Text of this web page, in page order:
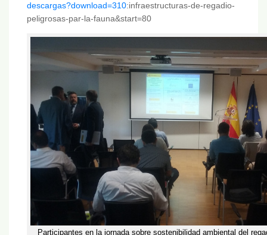
descargas?download=310:infraestructuras-de-regadio-
peligrosas-par-la-fauna&start=80
Participantes en la jornada sobre sostenibilidad ambiental del